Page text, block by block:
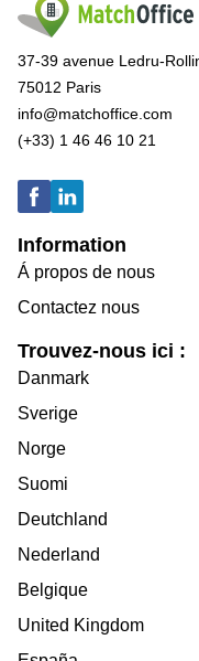
37-39 avenue Ledru-
75012 Paris
info@matchoffice.com
(+33) 1 46 46 10 21
Information
Á propos de nous
Contactez nous
Trouvez-nous ici :
Danmark
Sverige
Norge
Suomi
Deutchland
Nederland
Belgique
United Kingdom